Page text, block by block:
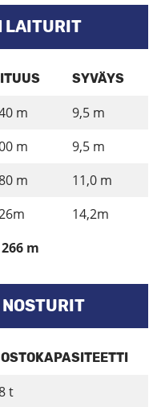
LAITURIT
SYVÄYS
m
9,5 m
m
9,5 m
m
11,0 m
14,2m
m
t